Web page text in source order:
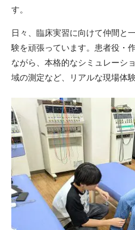
す。
日々、臨床実習に向けて仲間と
験を頑張っています。患者役・
ながら、本格的なシミュレーシ
域の測定など、リアルな現場体